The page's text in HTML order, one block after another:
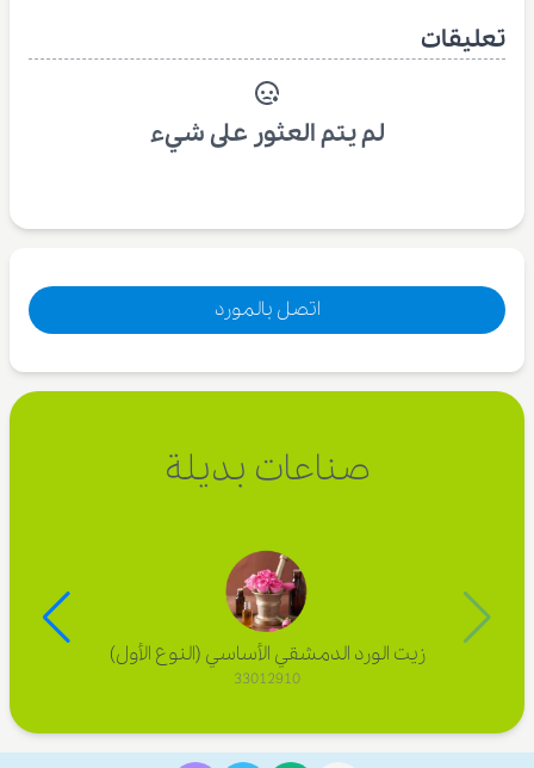
تعليقات
لم يتم العثور على شيء
اتصل بالمورد
صناعات بديلة
زيت الورد الدمشقي الأساسي (النوع الأول)
33012910